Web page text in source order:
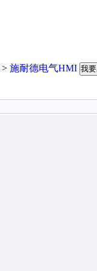
> 施耐德电气HMI 我